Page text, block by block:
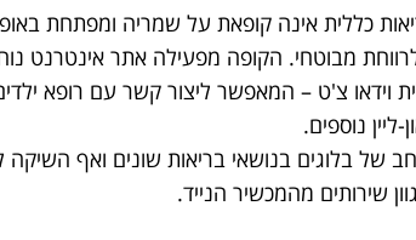
כללית אינה קופאת על שמריה ומפתחת
מבוטחי. הקופה מפעילה אתר אינטרנט
וידאו צ'ט – המאפשר ליצור קשר עם רופא
ליין נוספים.
של בלוגים בנושאי בריאות שונים ואף השיקה
שירותים מהמכשיר הנייד.